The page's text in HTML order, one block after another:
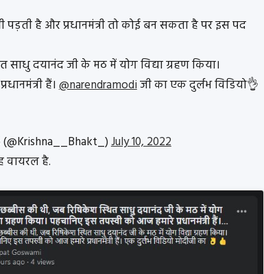
है और प्रधानमंत्री तो कोई बन सकता है पर इस पद
साधु दयानंद जी के मठ में योग विद्या ग्रहण किया।
हैं।@narendramodiजी का एक दुर्लभ विडियो👌
July 10, 2022
वायरल है.